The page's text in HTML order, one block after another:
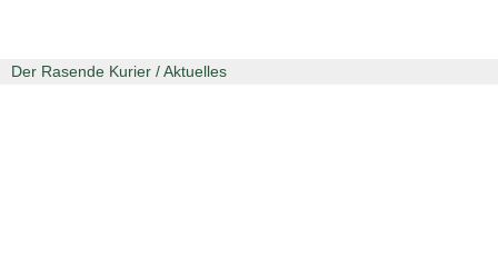
Der Rasende Kurier / Aktuelles